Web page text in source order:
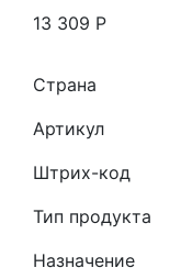
13 309 Р
Страна
Артикул
Штрих-код
Тип продукта
Назначение